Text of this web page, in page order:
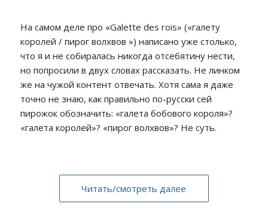
На самом деле про «Galette des rois» («галету
королей / пирог волхвов ») написано уже столько,
что я и не собиралась никогда отсебятину нести,
но попросили в двух словах рассказать. Не линком
же на чужой контент отвечать. Хотя сама я даже
точно не знаю, как правильно по-русски сей
пирожок обозначить: «галета бобового короля»?
«галета королей»? «пирог волхвов»? Не суть.
Читать/смотреть далее